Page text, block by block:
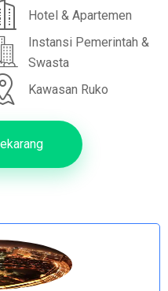
Hotel & Apartemen
Instansi Pemerintah &
Swasta
Kawasan Ruko